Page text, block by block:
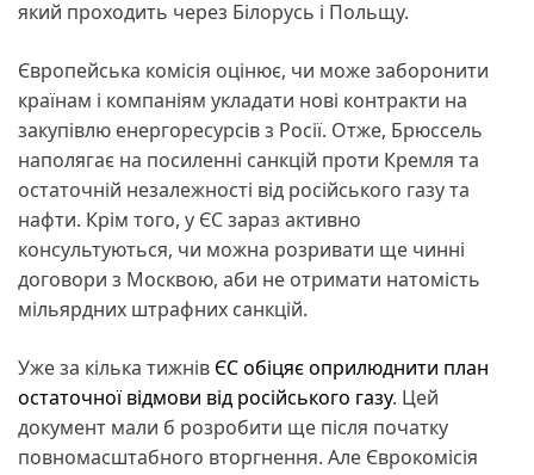
який проходить через Білорусь і Польщу.
Європейська комісія оцінює, чи може заборонити
країнам і компаніям укладати нові контракти на
закупівлю енергоресурсів з Росії. Отже, Брюссель
наполягає на посиленні санкцій проти Кремля та
остаточній незалежності від російського газу та
нафти. Крім того, у ЄС зараз активно
консультуються, чи можна розривати ще чинні
договори з Москвою, аби не отримати натомість
мільярдних штрафних санкцій.
Уже за кілька тижнів ЄС обіцяє оприлюднити план
остаточної відмови від російського газу. Цей
документ мали б розробити ще після початку
повномасштабного вторгнення. Але Єврокомісія